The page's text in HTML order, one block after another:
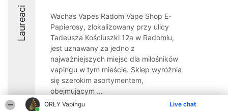
ORŁY Vapingu Live chat
Laureaci
Wachas Vapes Radom Vape Shop E-
Papierosy, zlokalizowany przy ulicy
Tadeusza Kościuszki 12a w Radomiu,
jest uznawany za jedno z
najważniejszych miejsc dla miłośników
vapingu w tym mieście. Sklep wyróżnia
się szerokim asortymentem,
obejmującym ...